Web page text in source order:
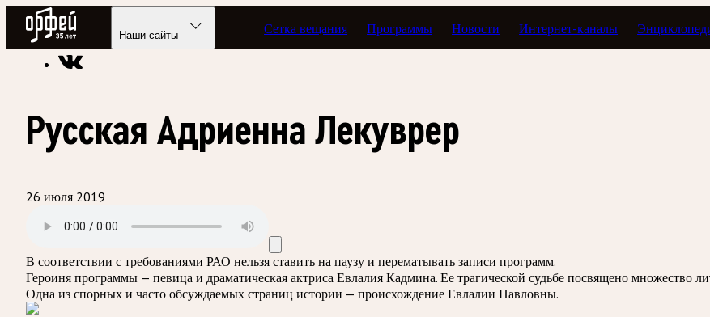
Радио Орфей
Наши сайты Сетка вещания Программы Новости Интернет-каналы
Радио классической музыки «Орфей» Подкасты Легендарные певцы Императорских театров
Русская Адриенна Лекуврер
26 июля 2019
В соответствии с требованиями РАО нельзя ставить на паузу и перематывать записи программ.
Героиня программы — певица и драматическая актриса Евлалия Кадмина. Ее трагической судьбе посвящено множество
Одна из спорных и часто обсуждаемых страниц истории — происхождение Евлалии Павловны.